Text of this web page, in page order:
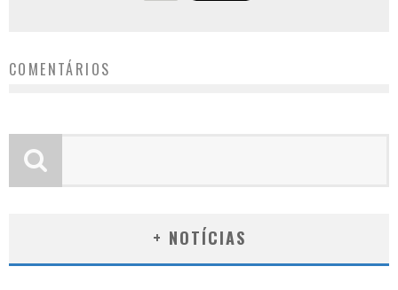
COMENTÁRIOS
+ NOTÍCIAS